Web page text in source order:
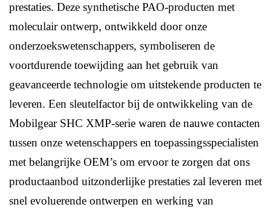
prestaties. Deze synthetische PAO-producten met
moleculair ontwerp, ontwikkeld door onze
onderzoekswetenschappers, symboliseren de
voortdurende toewijding aan het gebruik van
geavanceerde technologie om uitstekende producten te
leveren. Een sleutelfactor bij de ontwikkeling van de
Mobilgear SHC XMP-serie waren de nauwe contacten
tussen onze wetenschappers en toepassingsspecialisten
met belangrijke OEM’s om ervoor te zorgen dat ons
productaanbod uitzonderlijke prestaties zal leveren met
snel evoluerende ontwerpen en werking van